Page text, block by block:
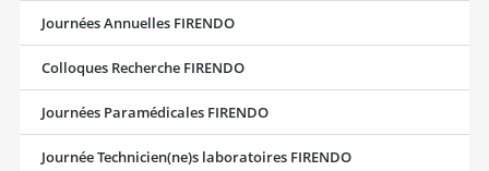
Journées Annuelles FIRENDO
Colloques Recherche FIRENDO
Journées Paramédicales FIRENDO
Journée Technicien(ne)s laboratoires FIRENDO